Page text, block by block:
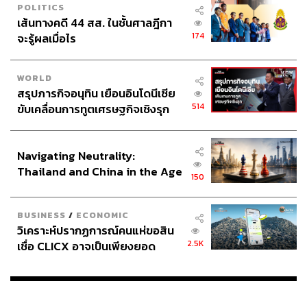
POLITICS
เส้นทางคดี 44 สส. ในชั้นศาลฎีกา
จะรู้ผลเมื่อไร
174
WORLD
สรุปภารกิจอนุทิน เยือนอินโดนีเซีย
ขับเคลื่อนการทูตเศรษฐกิจเชิงรุก
514
Navigating Neutrality:
Thailand and China in the Age
150
BUSINESS / ECONOMIC
วิเคราะห์ปรากฏการณ์คนแห่ขอสิน
เชื่อ CLICX อาจเป็นเพียงยอด
เรือนไทยที่ถูกซุกไว้
2.5K